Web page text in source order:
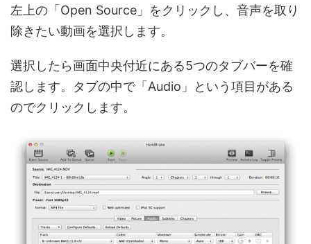
左上の「Open Source」をクリックし、音声を取り
除きたい動画を選択します。
選択したら画面中央付近にある5つのタブバーを確
認します。タブの中で「Audio」という項目がある
のでクリックします。